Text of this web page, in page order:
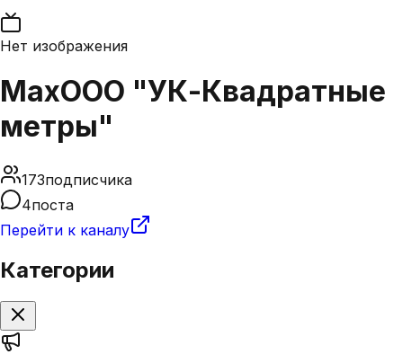
Нет изображения
MaxООО "УК-Квадратные
метры"
173подписчика
4поста
Перейти к каналу
Категории